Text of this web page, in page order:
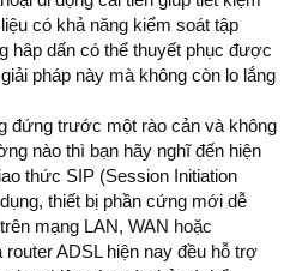
có khả năng kiểm soát tập
dấn có thể thuyết phục được
pháp này mà không còn lo lắng
đứng trước một rào cản và không
nào thì bạn hãy nghĩ đến hiện
thức SIP (Session Initiation
thiết bị phần cứng mới dễ
mạng LAN, WAN hoặc
ADSL hiện nay đều hỗ trợ